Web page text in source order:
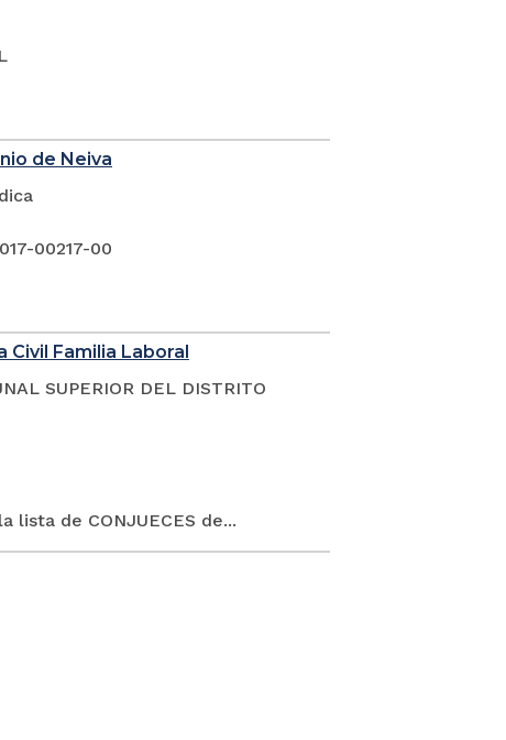
de Neiva
00217-00
Familia Laboral
SUPERIOR DEL DISTRITO
lista de CONJUECES de...